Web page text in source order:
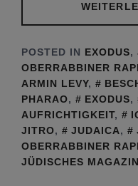
POSTED IN EXODUS,
OBERRABBINER
ARMIN LEVY,
PHARAO, EXODUS,
AUFRICHTIGKEIT,
JITRO, JUDAICA,
OBERRABBINER
JÜDISCHES MAGAZIN